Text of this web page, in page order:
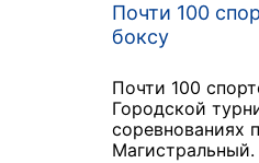
Почти 100
боксу
Почти 100
Городской
соревнованиях
Магистральный.